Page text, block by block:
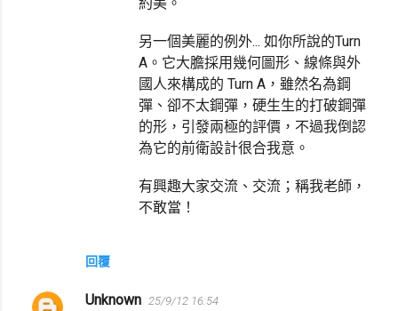
回覆
另一個美麗的例外... 如你所說的Turn
A。它大膽採用幾何圖形、線條與外
國人來構成的 Turn A，雖然名為鋼
彈、卻不太鋼彈，硬生生的打破鋼彈
的形，引發兩極的評價，不過我倒認
為它的前衛設計很合我意。
有興趣大家交流、交流；稱我老師，
不敢當！
Unknown 25/9/12 16:54